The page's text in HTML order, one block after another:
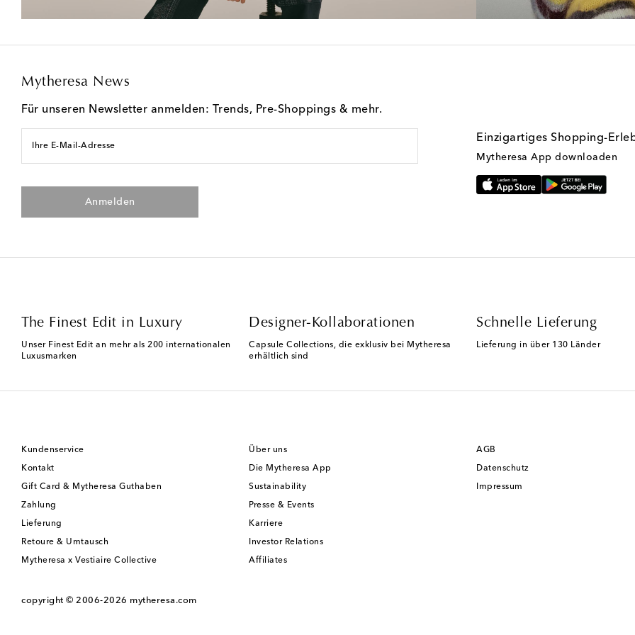
Mytheresa News
Für unseren Newsletter anmelden: Trends, Pre-Shoppings & mehr.
Ihre E-Mail-Adresse
Anmelden
Einzigartiges Shopping-
Mytheresa App downloaden
The Finest Edit in Luxury
Unser Finest Edit an mehr als 200 internationalen
Luxusmarken
Designer-Kollaborationen
Capsule Collections, die exklusiv bei Mytheresa
erhältlich sind
Schnelle Lieferung
Lieferung in über 130 Länder
Kundenservice
Kontakt
Gift Card & Mytheresa Guthaben
Zahlung
Lieferung
Retoure & Umtausch
Mytheresa x Vestiaire Collective
Über uns
Die Mytheresa App
Sustainability
Presse & Events
Karriere
Investor Relations
Affiliates
AGB
Datenschutz
Impressum
copyright © 2006-2026 mytheresa.com